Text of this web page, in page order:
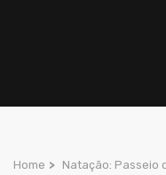
Home > Natação: Passeio